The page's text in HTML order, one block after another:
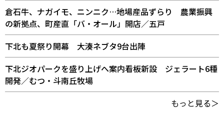
倉石牛、ナガイモ、ニンニク…地場産品ずらり 農業振興
の新拠点、町産直「バ・オール」開店／五戸
下北も夏祭り開幕 大湊ネブタ9台出陣
下北ジオパークを盛り上げへ案内看板新設 ジェラート6種
開発／むつ・斗南丘牧場
もっと見る＞